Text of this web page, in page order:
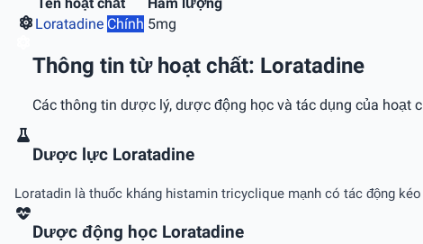
Loratadine Chính 5mg
Thông tin từ hoạt chất: Loratadine
Các thông tin dược lý, dược động học và tác dụng của hoạt
Dược lực Loratadine
Loratadin là thuốc kháng histamin tricyclique mạnh có tác động
Dược động học Loratadine